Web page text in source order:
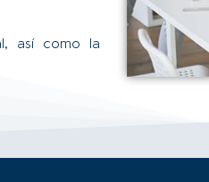
así como la